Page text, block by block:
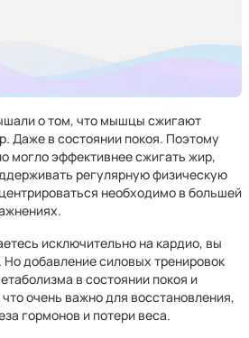
о том, что мышцы сжигают
Даже в состоянии покоя. Поэтому
могло эффективнее сжигать жир,
регулярную физическую
необходимо в большей
исключительно на кардио, вы
добавление силовых тренировок
в состоянии покоя и
очень важно для восстановления,
гормонов и потери веса.